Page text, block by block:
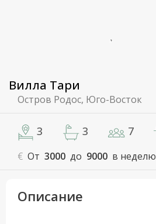
Вилла Тари
Остров Родос, Юго-Восток
3 3 7
€ От 3000 до 9000 в неделю
Описание